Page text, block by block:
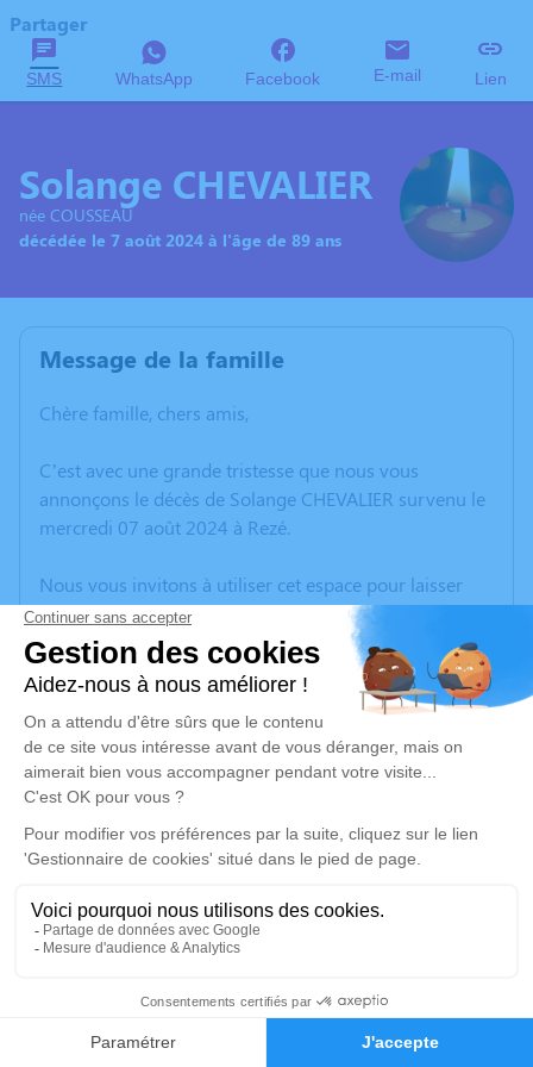
Faire-part Hommages
Partager
SMS WhatsApp Facebook E-mail Lien
Solange CHEVALIER
née COUSSEAU
décédée le 7 août 2024 à l'âge de 89 ans
Message de la famille
Chère famille, chers amis,
C’est avec une grande tristesse que nous vous
annonçons le décès de Solange CHEVALIER survenu le
mercredi 07 août 2024 à Rezé.
Nous vous invitons à utiliser cet espace pour laisser
vos condoléances, partager des photos souvenirs, une
anecdote ou exprimer vos pensées à travers des
poèmes ou des textes. Cet endroit est un lieu
d'expression dédié à honorer la mémoire de Solange
CHEVALIER.
Un service de plantation d’arbre hommage est
disponible ici
Cérémonie religieuse
Église Saint Vincent de Paul de Rezé
10 Rue Ernest Sauvestre